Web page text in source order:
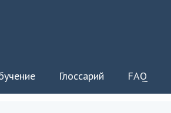
Глоссарий FAQ